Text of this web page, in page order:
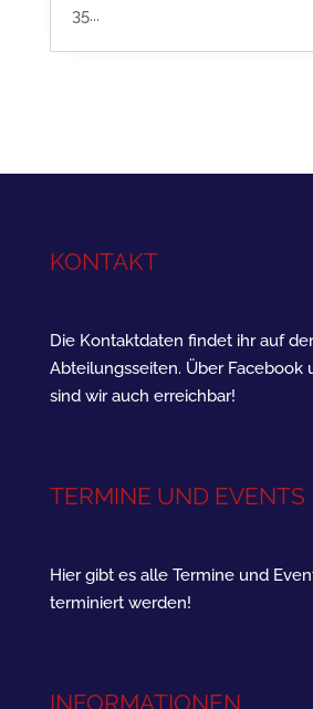
35...
KONTAKT
Die Kontaktdaten findet ihr auf
Abteilungsseiten. Über Facebook
sind wir auch erreichbar!
TERMINE UND EVENTS
Hier gibt es alle Termine und
terminiert werden!
INFORMATIONEN